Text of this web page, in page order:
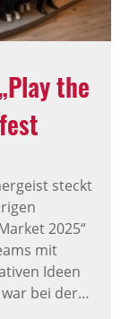
the
steckt
2025“
mit
Ideen
war bei der…